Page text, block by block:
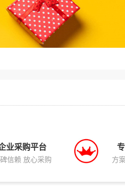
业采购平台
碑信赖 放心采购 方